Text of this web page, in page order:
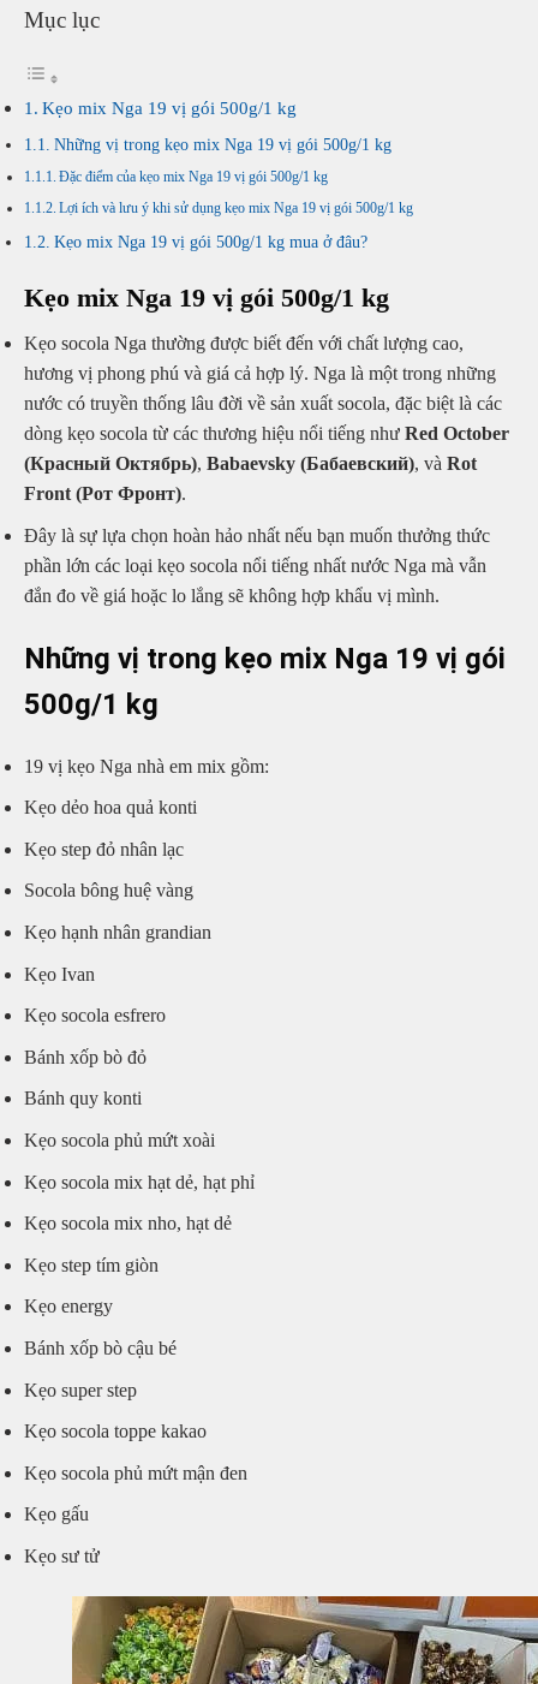
Mục lục
Kẹo mix Nga 19 vị gói 500g/1 kg
Những vị trong kẹo mix Nga 19 vị gói 500g/1 kg
Đặc điểm của kẹo mix Nga 19 vị gói 500g/1 kg
Lợi ích và lưu ý khi sử dụng kẹo mix Nga 19 vị gói 500g/1 kg
Kẹo mix Nga 19 vị gói 500g/1 kg mua ở đâu?
Kẹo mix Nga 19 vị gói 500g/1 kg
Kẹo socola Nga thường được biết đến với chất lượng cao,
hương vị phong phú và giá cả hợp lý. Nga là một trong những
nước có truyền thống lâu đời về sản xuất socola, đặc biệt là các
dòng kẹo socola từ các thương hiệu nổi tiếng như Red October
(Красный Октябрь), Babaevsky (Бабаевский), và Rot
Front (Рот Фронт).
Đây là sự lựa chọn hoàn hảo nhất nếu bạn muốn thưởng thức
phần lớn các loại kẹo socola nổi tiếng nhất nước Nga mà vẫn
đắn đo về giá hoặc lo lắng sẽ không hợp khẩu vị mình.
Những vị trong kẹo mix Nga 19 vị gói
500g/1 kg
19 vị kẹo Nga nhà em mix gồm:
Kẹo dẻo hoa quả konti
Kẹo step đỏ nhân lạc
Socola bông huệ vàng
Kẹo hạnh nhân grandian
Kẹo Ivan
Kẹo socola esfrero
Bánh xốp bò đỏ
Bánh quy konti
Kẹo socola phủ mứt xoài
Kẹo socola mix hạt dẻ, hạt phỉ
Kẹo socola mix nho, hạt dẻ
Kẹo step tím giòn
Kẹo energy
Bánh xốp bò cậu bé
Kẹo super step
Kẹo socola toppe kakao
Kẹo socola phủ mứt mận đen
Kẹo gấu
Kẹo sư tử